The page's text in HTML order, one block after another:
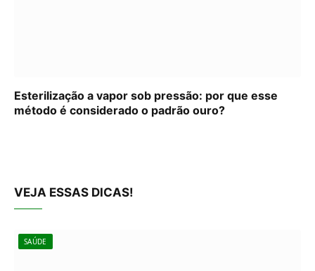
Esterilização a vapor sob pressão: por que esse
método é considerado o padrão ouro?
VEJA ESSAS DICAS!
SAÚDE